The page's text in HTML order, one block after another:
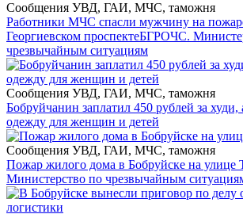
Сообщения УВД, ГАИ, МЧС, таможня
Работники МЧС спасли мужчину на
Георгиевском проспектеБГРОЧС.
чрезвычайным ситуациям
Сообщения УВД, ГАИ, МЧС, таможня
Бобруйчанин заплатил 450 рублей за
одежду для женщин и детей
Сообщения УВД, ГАИ, МЧС, таможня
Пожар жилого дома в Бобруйске на улице
Министерство по чрезвычайным